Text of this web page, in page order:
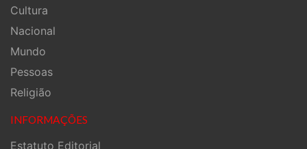
Cultura
Nacional
Mundo
Pessoas
Religião
INFORMAÇÕES
Estatuto Editorial